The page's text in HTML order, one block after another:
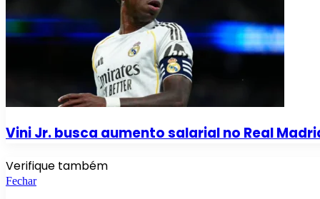
Vini Jr. busca aumento salarial no Real
Verifique também
Fechar